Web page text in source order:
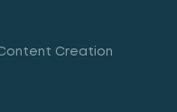
Creation